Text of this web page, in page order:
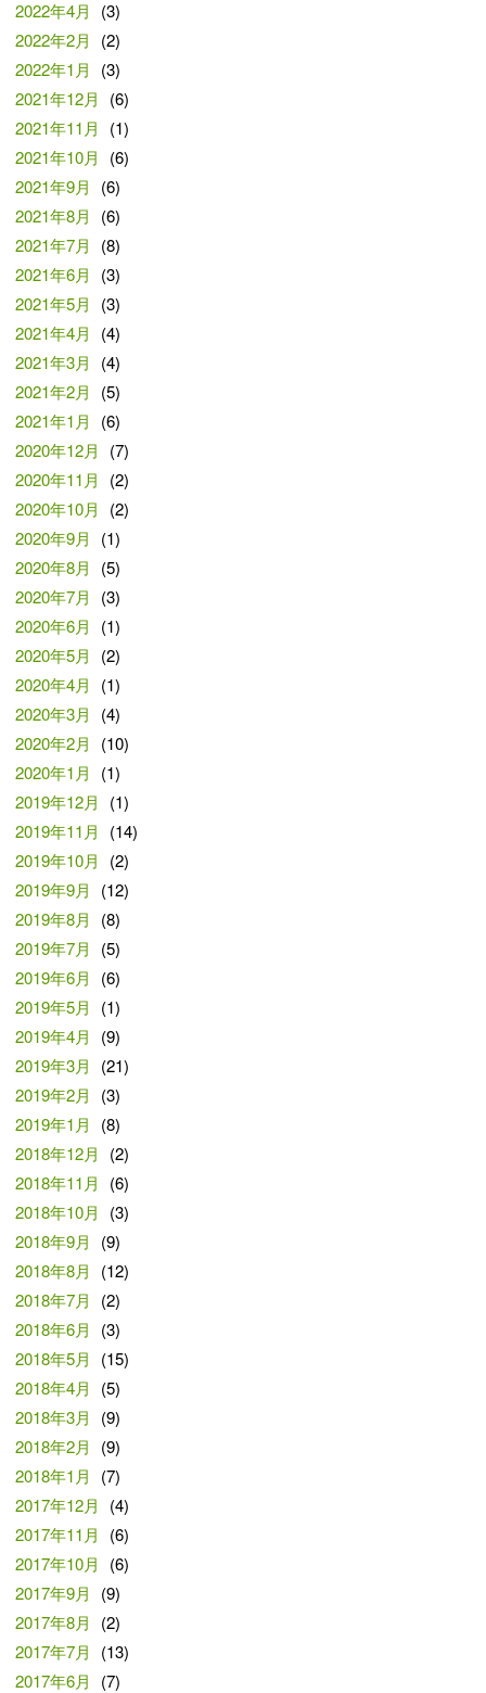
2022年4月
(3)
2022年2月
(2)
2022年1月
(3)
2021年12月
(6)
2021年11月
(1)
2021年10月
(6)
2021年9月
(6)
2021年8月
(6)
2021年7月
(8)
2021年6月
(3)
2021年5月
(3)
2021年4月
(4)
2021年3月
(4)
2021年2月
(5)
2021年1月
(6)
2020年12月
(7)
2020年11月
(2)
2020年10月
(2)
2020年9月
(1)
2020年8月
(5)
2020年7月
(3)
2020年6月
(1)
2020年5月
(2)
2020年4月
(1)
2020年3月
(4)
2020年2月
(10)
2020年1月
(1)
2019年12月
(1)
2019年11月
(14)
2019年10月
(2)
2019年9月
(12)
2019年8月
(8)
2019年7月
(5)
2019年6月
(6)
2019年5月
(1)
2019年4月
(9)
2019年3月
(21)
2019年2月
(3)
2019年1月
(8)
2018年12月
(2)
2018年11月
(6)
2018年10月
(3)
2018年9月
(9)
2018年8月
(12)
2018年7月
(2)
2018年6月
(3)
2018年5月
(15)
2018年4月
(5)
2018年3月
(9)
2018年2月
(9)
2018年1月
(7)
2017年12月
(4)
2017年11月
(6)
2017年10月
(6)
2017年9月
(9)
2017年8月
(2)
2017年7月
(13)
2017年6月
(7)